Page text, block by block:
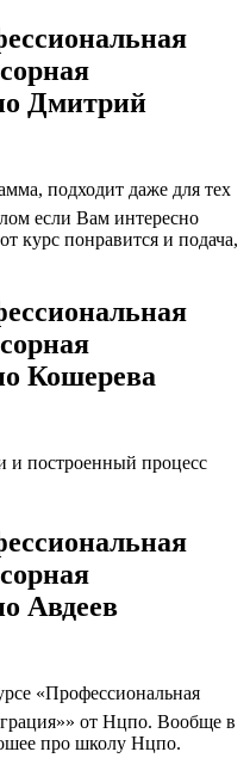
Дмитрий
подходит даже для тех
если Вам интересно
курс понравится и подача,
Кошерева
и построенный процесс
Авдеев
«Профессиональная
от Нцпо. Вообще в
про школу Нцпо.